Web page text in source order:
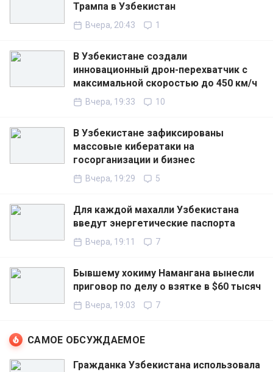
Трампа в Узбекистан
Вчера, 20:43 1
В Узбекистане создали
инновационный дрон-перехватчик с
максимальной скоростью до 450 км/ч
Вчера, 19:33 10
В Узбекистане зафиксированы
массовые кибератаки на
госорганизации и бизнес
Вчера, 19:29 5
Для каждой махалли Узбекистана
введут энергетические паспорта
Вчера, 19:11 7
Бывшему хокиму Намангана вынесли
приговор по делу о взятке в $60 тысяч
Вчера, 19:03 7
САМОЕ ОБСУЖДАЕМОЕ
Гражданка Узбекистана использовала